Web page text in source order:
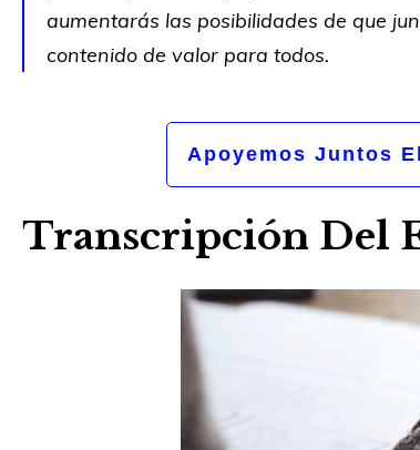
aumentarás las posibilidades de que
contenido de valor para todos.
Apoyemos Juntos
Transcripción Del